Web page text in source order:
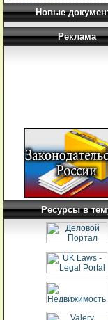
Новые
Реклама
Ресурсы в